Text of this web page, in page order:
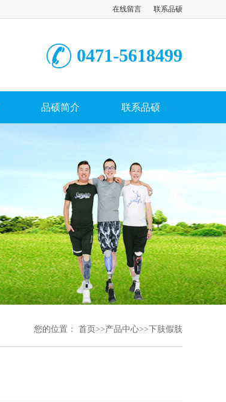
在线留言 联系品硕
0471-5618499
品硕简介 联系品硕
您的位置： 首页 >>产品中心>>下肢假肢